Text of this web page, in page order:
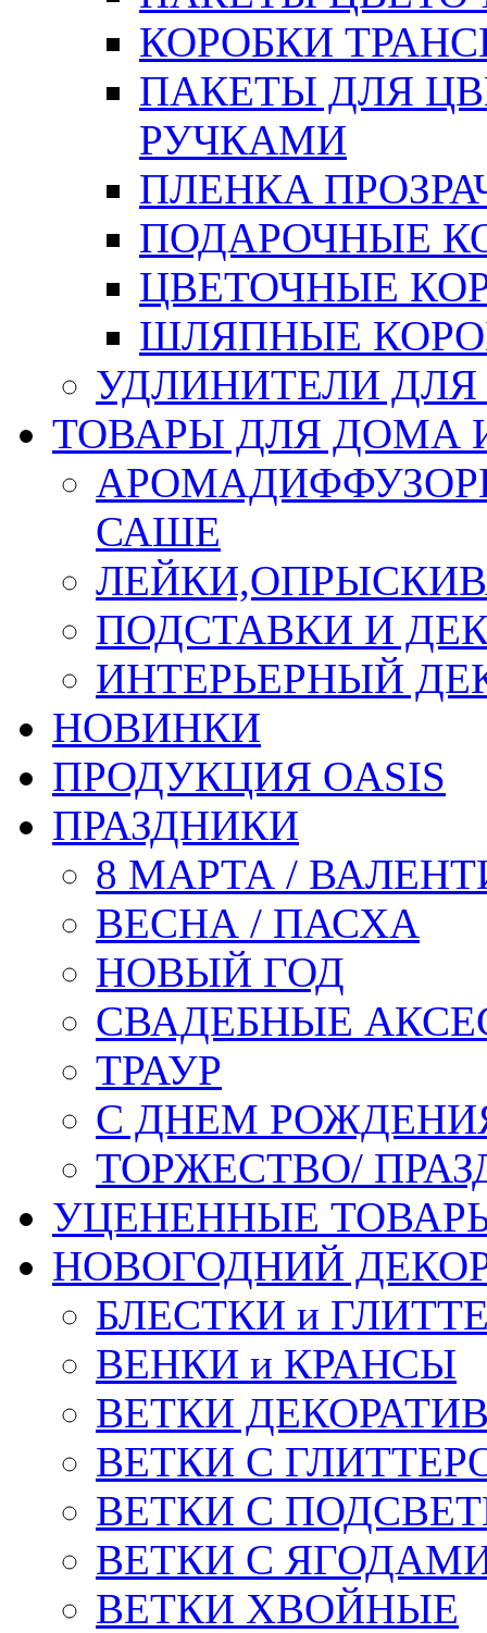
КОРОБКИ
ПАКЕТЫ ДЛЯ
РУЧКАМИ
ПЛЕНКА
ПОДАРОЧНЫЕ
ЦВЕТОЧНЫЕ
ШЛЯПНЫЕ
УДЛИНИТЕЛИ
ТОВАРЫ ДЛЯ ДОМА
САШЕ
ПОДСТАВКИ И
ИНТЕРЬЕРНЫЙ
НОВИНКИ
ПРОДУКЦИЯ OASIS
ПРАЗДНИКИ
8 МАРТА /
ВЕСНА / ПАСХА
НОВЫЙ ГОД
СВАДЕБНЫЕ
ТРАУР
С ДНЕМ
ТОРЖЕСТВО/
УЦЕНЕННЫЕ
НОВОГОДНИЙ
БЛЕСТКИ и
ВЕНКИ и КРАНСЫ
ВЕТКИ
ВЕТКИ С
ВЕТКИ С
ВЕТКИ С
ВЕТКИ ХВОЙНЫЕ